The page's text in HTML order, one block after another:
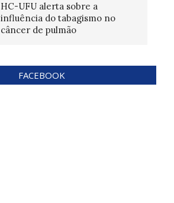
HC-UFU alerta sobre a
influência do tabagismo no
câncer de pulmão
FACEBOOK